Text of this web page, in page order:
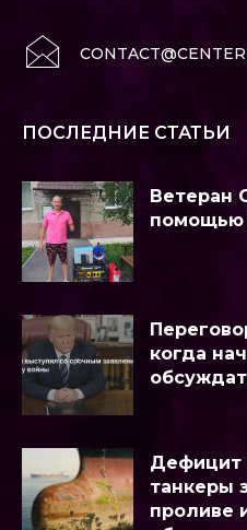
ПОСЛЕДНИЕ СТАТЬИ
Ветеран
помощью
когда
Дефицит
танкеры
проливе